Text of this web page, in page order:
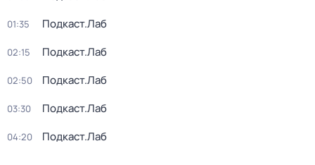
01:35 Подкаст.Лаб
02:15 Подкаст.Лаб
02:50 Подкаст.Лаб
03:30 Подкаст.Лаб
04:20 Подкаст.Лаб